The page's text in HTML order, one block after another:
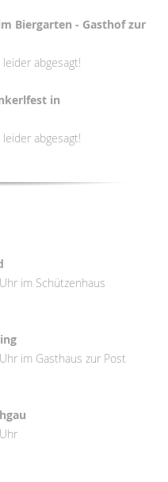
Biergarten - Gasthof zur
abgesagt!
in
abgesagt!
im Schützenhaus
im Gasthaus zur Post